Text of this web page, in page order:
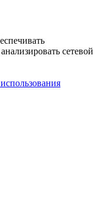
сетевой